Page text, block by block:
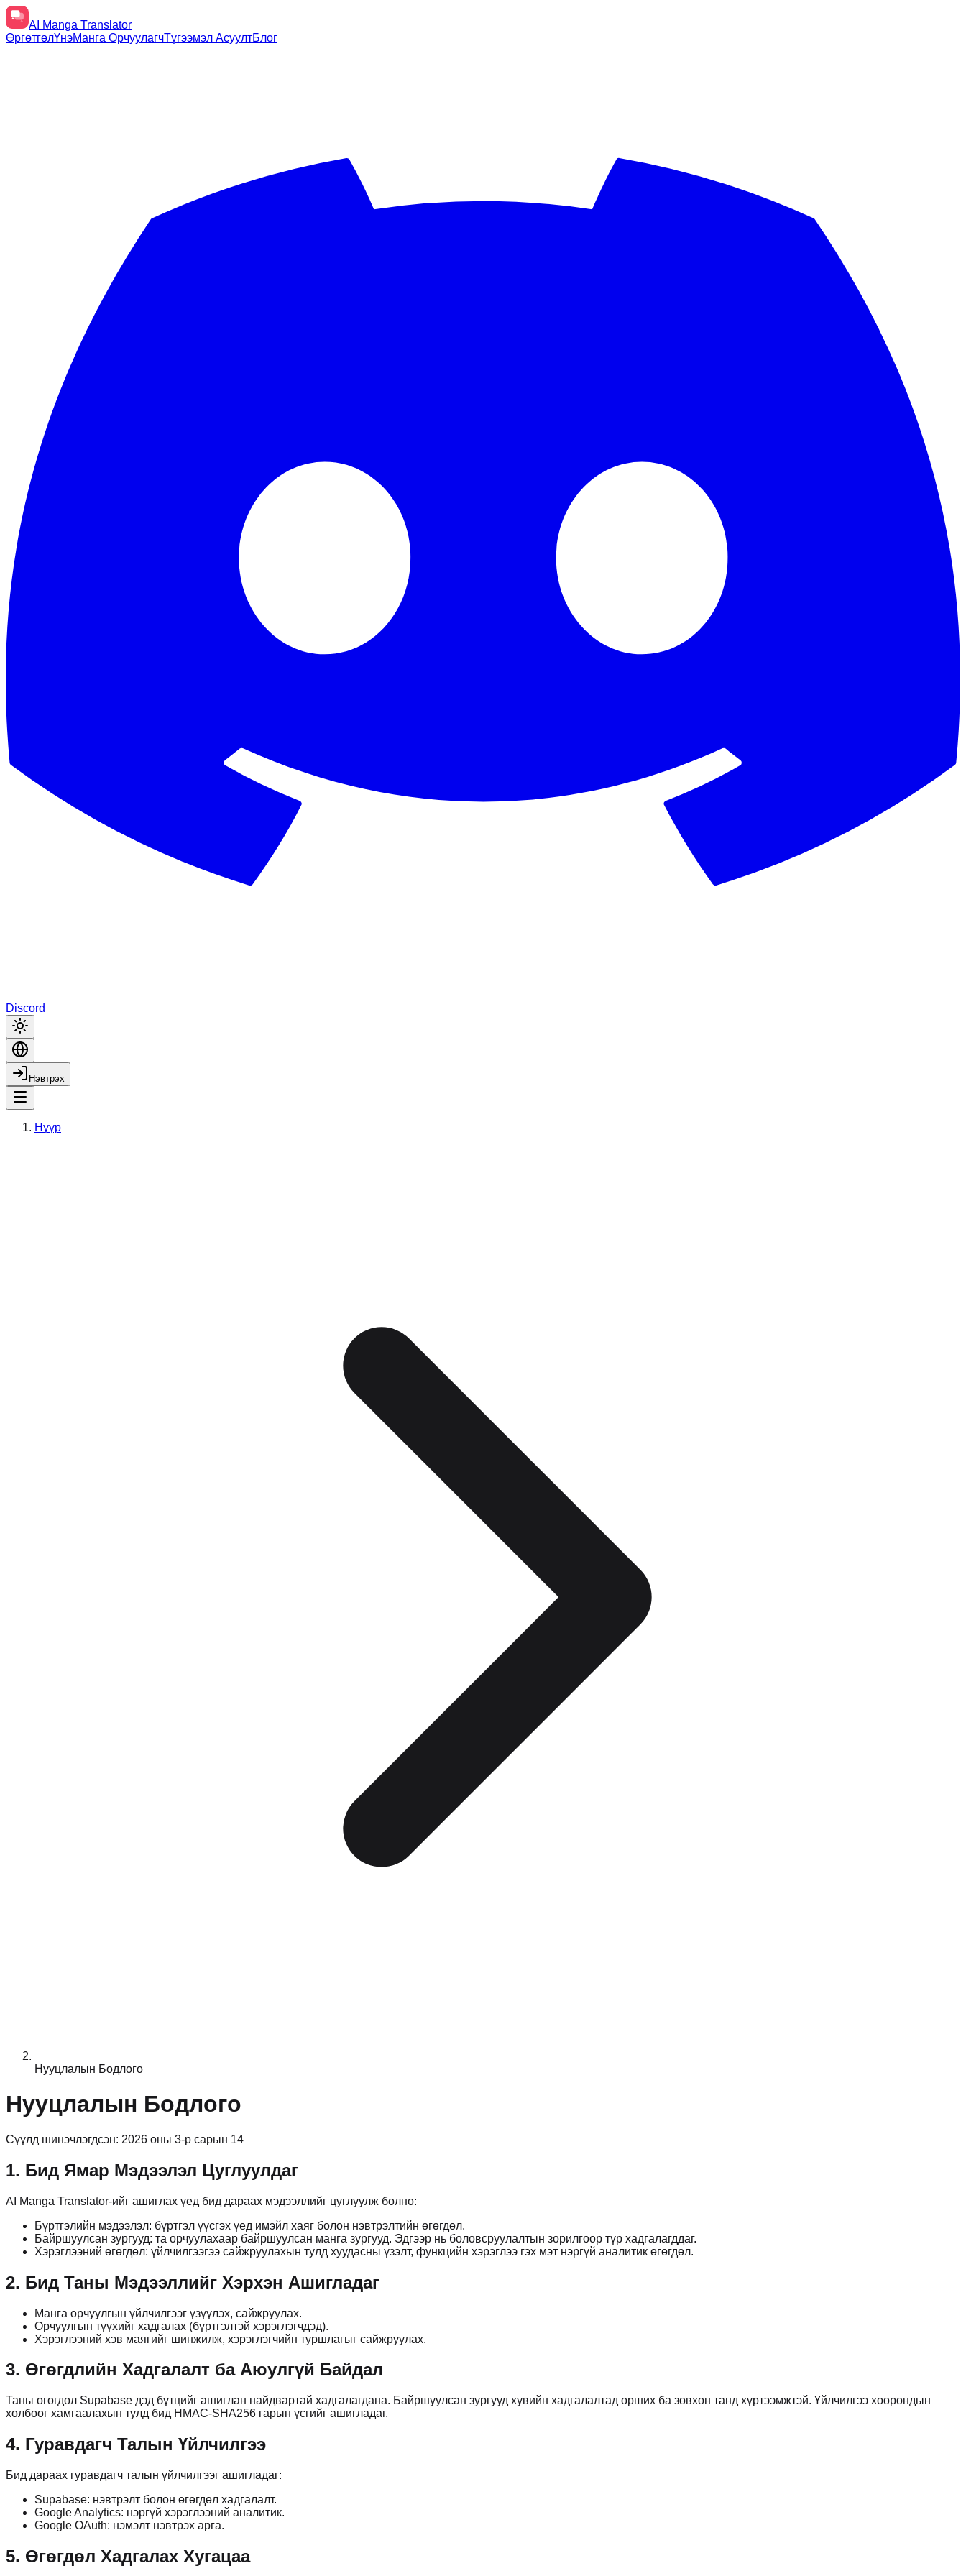
AI Manga Translator
ӨргөтгөлҮнэМанга ОрчуулагчТүгээмэл АсуултБлог
Discord
Нэвтрэх
Нүүр
Нууцлалын Бодлого
Нууцлалын Бодлого
Сүүлд шинэчлэгдсэн: 2026 оны 3-р сарын 14
1. Бид Ямар Мэдээлэл Цуглуулдаг
AI Manga Translator-ийг ашиглах үед бид дараах мэдээллийг цуглуулж болно:
Бүртгэлийн мэдээлэл: бүртгэл үүсгэх үед имэйл хаяг болон нэвтрэлтийн өгөгдөл.
Байршуулсан зургууд: та орчуулахаар байршуулсан манга зургууд. Эдгээр нь боловсруулалтын зорилгоор түр хадгалагддаг.
Хэрэглээний өгөгдөл: үйлчилгээгээ сайжруулахын тулд хуудасны үзэлт, функцийн хэрэглээ гэх мэт нэргүй аналитик өгөгдөл.
2. Бид Таны Мэдээллийг Хэрхэн Ашигладаг
Манга орчуулгын үйлчилгээг үзүүлэх, сайжруулах.
Орчуулгын түүхийг хадгалах (бүртгэлтэй хэрэглэгчдэд).
Хэрэглээний хэв маягийг шинжилж, хэрэглэгчийн туршлагыг сайжруулах.
3. Өгөгдлийн Хадгалалт ба Аюулгүй Байдал
Таны өгөгдөл Supabase дэд бүтцийг ашиглан найдвартай хадгалагдана. Байршуулсан зургууд хувийн хадгалалтад орших ба зөвхөн танд хүртээмжтэй. Үйлчилгээ хоорондын
холбоог хамгаалахын тулд бид HMAC-SHA256 гарын үсгийг ашигладаг.
4. Гуравдагч Талын Үйлчилгээ
Бид дараах гуравдагч талын үйлчилгээг ашигладаг:
Supabase: нэвтрэлт болон өгөгдөл хадгалалт.
Google Analytics: нэргүй хэрэглээний аналитик.
Google OAuth: нэмэлт нэвтрэх арга.
5. Өгөгдөл Хадгалах Хугацаа